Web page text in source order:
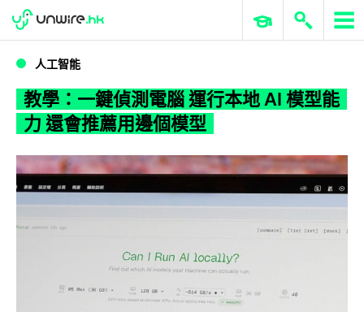
WWDC 2026 ERP 與商業 AI
人工智能
教學：一鍵偵測電腦 運行本地 AI 模型能
力 還會推薦用邊個模型